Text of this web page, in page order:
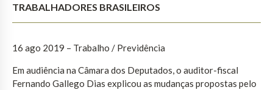
TRABALHADORES BRASILEIROS
16 ago 2019 – Trabalho / Previdência
Em audiência na Câmara dos Deputados, o auditor-fiscal
Fernando Gallego Dias explicou as mudanças propostas pelo